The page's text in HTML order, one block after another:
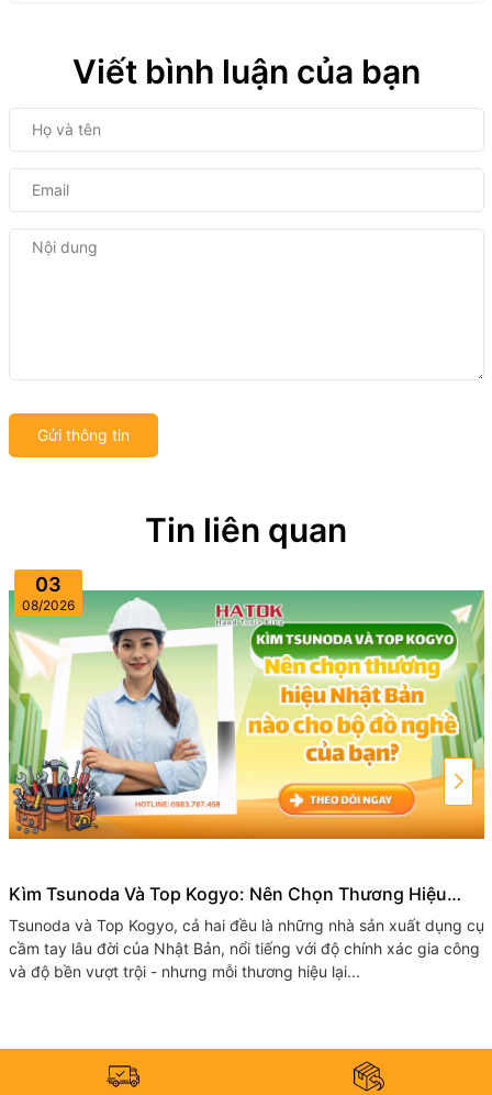
Viết bình luận của bạn
Gửi thông tin
Tin liên quan
03
08/2026
Kìm Tsunoda Và Top Kogyo: Nên Chọn Thương Hiệu
Nhật Bản Nào Cho Bộ Đồ Nghề Của Bạn?
Tsunoda và Top​ Kogyo, cả hai đều là những nhà sản xuất dụng cụ
cầm tay lâu đời của Nhật Bản, nổi tiếng với độ chính xác gia công
và độ bền vượt trội - nhưng mỗi thương hiệu lại...